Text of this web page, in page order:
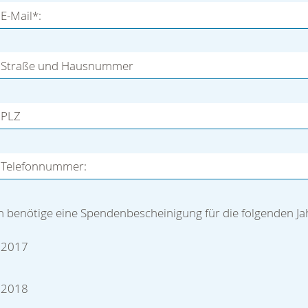
E-Mail*:
Straße und Hausnummer
PLZ
Telefonnummer:
benötige eine Spendenbescheinigung für die folgenden
2017
2018